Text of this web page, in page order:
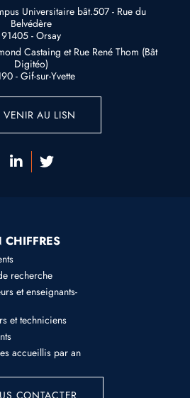
Universitaire bât.507 - Rue du
Belvédère
91405 - Orsay
Castaing et Rue René Thom (Bât
Digitéo)
- Gif-sur-Yvette
VENIR AU LISN
CHIFFRES
recherche
et enseignants-
et techniciens
accueillis par an